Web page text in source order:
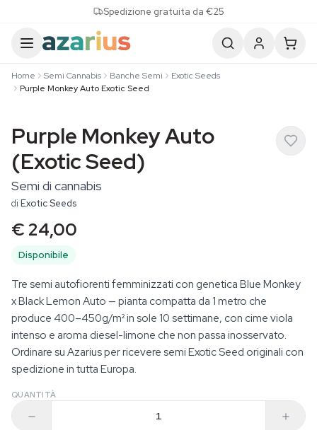
Spedizione gratuita da €25
Home Semi Cannabis Banche Semi
Exotic Seeds
Purple Monkey Auto Exotic Seed
Purple Monkey Auto
(Exotic Seed)
Semi di cannabis
di Exotic Seeds
€ 24,00
Disponibile
Tre semi autofiorenti femminizzati con genetica Blue Monkey
x Black Lemon Auto — pianta compatta da 1 metro che
produce 400–450g/m² in sole 10 settimane, con cime viola
intenso e aroma diesel-limone che non passa inosservato.
Ordinare su Azarius per ricevere semi Exotic Seed originali con
spedizione in tutta Europa.
QUANTITÀ